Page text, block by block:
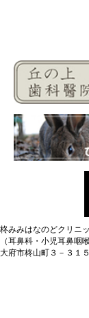
柊みみはなのどクリニ
（耳鼻科・小児耳鼻咽
大府市柊山町３－３１５